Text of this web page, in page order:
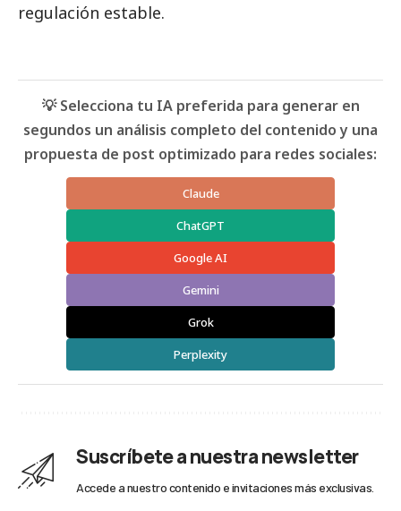
regulación estable.
💡 Selecciona tu IA preferida para generar en
segundos un análisis completo del contenido y una
propuesta de post optimizado para redes sociales:
Claude
ChatGPT
Google AI
Gemini
Grok
Perplexity
Suscríbete a nuestra newsletter
Accede a nuestro contenido e invitaciones más exclusivas.